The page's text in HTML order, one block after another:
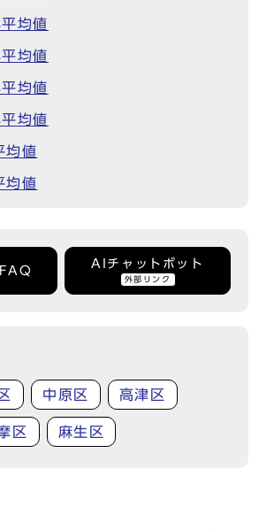
均値
均値
均値
均値
均値
均値
AIチャットボット
外部リンク
中原区 高津区
区 麻生区